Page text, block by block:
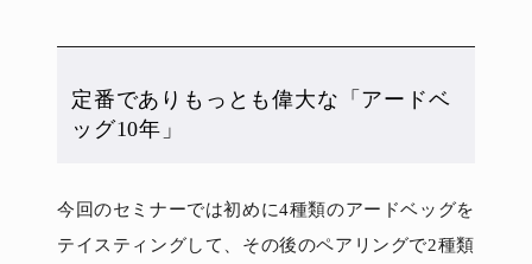
定番でありもっとも偉大な「アードベ
ッグ10年」
今回のセミナーでは初めに4種類のアードベッグを
テイスティングして、その後のペアリングで2種類